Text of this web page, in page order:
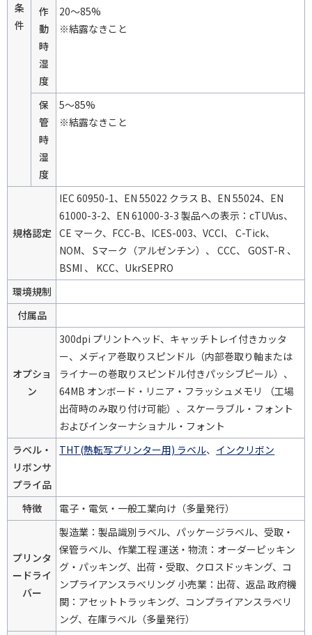
条
件
作
動
時
湿
度
20～85%
※結露なきこと
保
管
時
湿
度
5～85%
※結露なきこと
規格認定
IEC 60950-1、EN 55022 クラス B、EN 55024、EN
61000-3-2、EN 61000-3-3 製品への表示：cTUVus、
CE マーク、FCC-B、ICES-003、VCCI、 C-Tick、
NOM、 Sマーク（アルゼンチン）、 CCC、 GOST-R 、
BSMI 、 KCC、UkrSEPRO
環境規制
付属品
オプショ
ン
300dpi プリントヘッド、キャッチトレイ付きカッタ
ー、メディア巻取りスピンドル（内部巻取り軸または
ライナーの巻取りスピンドル付きパッシブピール）、
64MB オンボード・リニア・フラッシュメモリ （工場
出荷時のみ取り付け可能）、スケーラブル・フォント
およびインターナショナル・フォント
ラベル・
リボンサ
プライ品
THT(熱転写プリンター用) ラベル、 インクリボン
特徴 電子・電気・一般工業向け（多量発行）
プリンタ
ードライ
バー
製造業：製品識別ラベル、パッケージラベル、受取・
保管ラベル、作業工程 運送・物流：オーダーピッキン
グ・パッキング、出荷・受取、クロスドッキング、コ
ンプライアンスラべリング 小売業：出荷、返品 政府機
関：アセットトラッキング、コンプライアンスラべリ
ング、在庫ラベル（多量発行）